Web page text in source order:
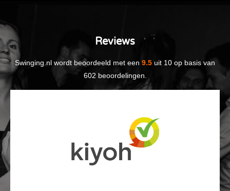
Reviews
Swinging.nl wordt beoordeeld met een 9.5 uit 10 op basis van
602 beoordelingen.